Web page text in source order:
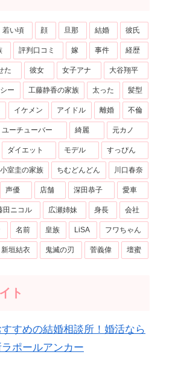
若い頃 顔 旦那 結婚 彼氏
評判口コミ 嫁 事件 経歴
た 彼女 女子アナ 大谷翔平
ー 工藤静香の家族 太った 髪型
イケメン アイドル 離婚 不倫
ユーチューバー 綺麗 元カノ
ダイエット モデル すっぴん
小室圭の家族 ちむどんどん 川口春奈
声優 店舗 深田恭子 愛車
田ニコル 広瀬姉妹 身長 会社
名前 皇族 LiSA フワちゃん
新垣結衣 鬼滅の刃 菅義偉 壇蜜
ト
すすめの結婚相談所！婚活なら
ポールアンカー